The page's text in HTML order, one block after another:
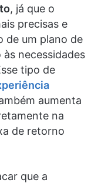
, já que o
precisas e
de um plano de
necessidades
tipo de
aumenta
na
de retorno
que a